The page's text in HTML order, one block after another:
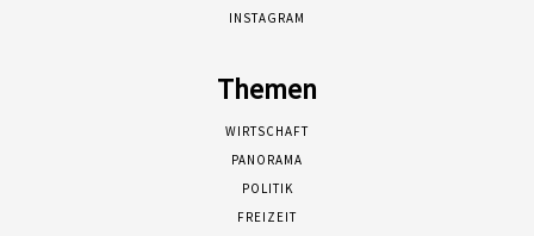
INSTAGRAM
Themen
WIRTSCHAFT
PANORAMA
POLITIK
FREIZEIT